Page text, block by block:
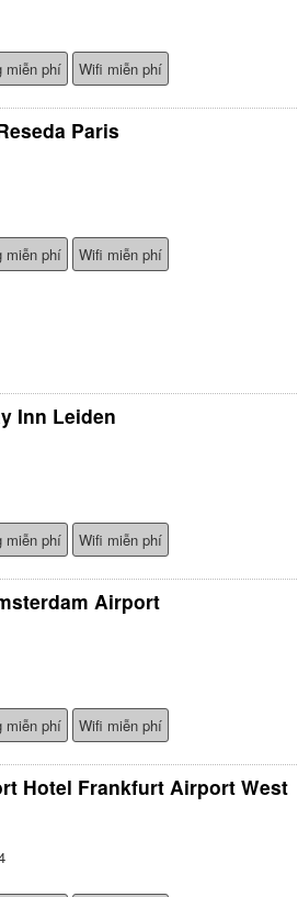
miễn phí
Wifi miễn phí
Paris
miễn phí
Wifi miễn phí
Inn Leiden
miễn phí
Wifi miễn phí
Airport
miễn phí
Wifi miễn phí
Hotel Frankfurt Airport West